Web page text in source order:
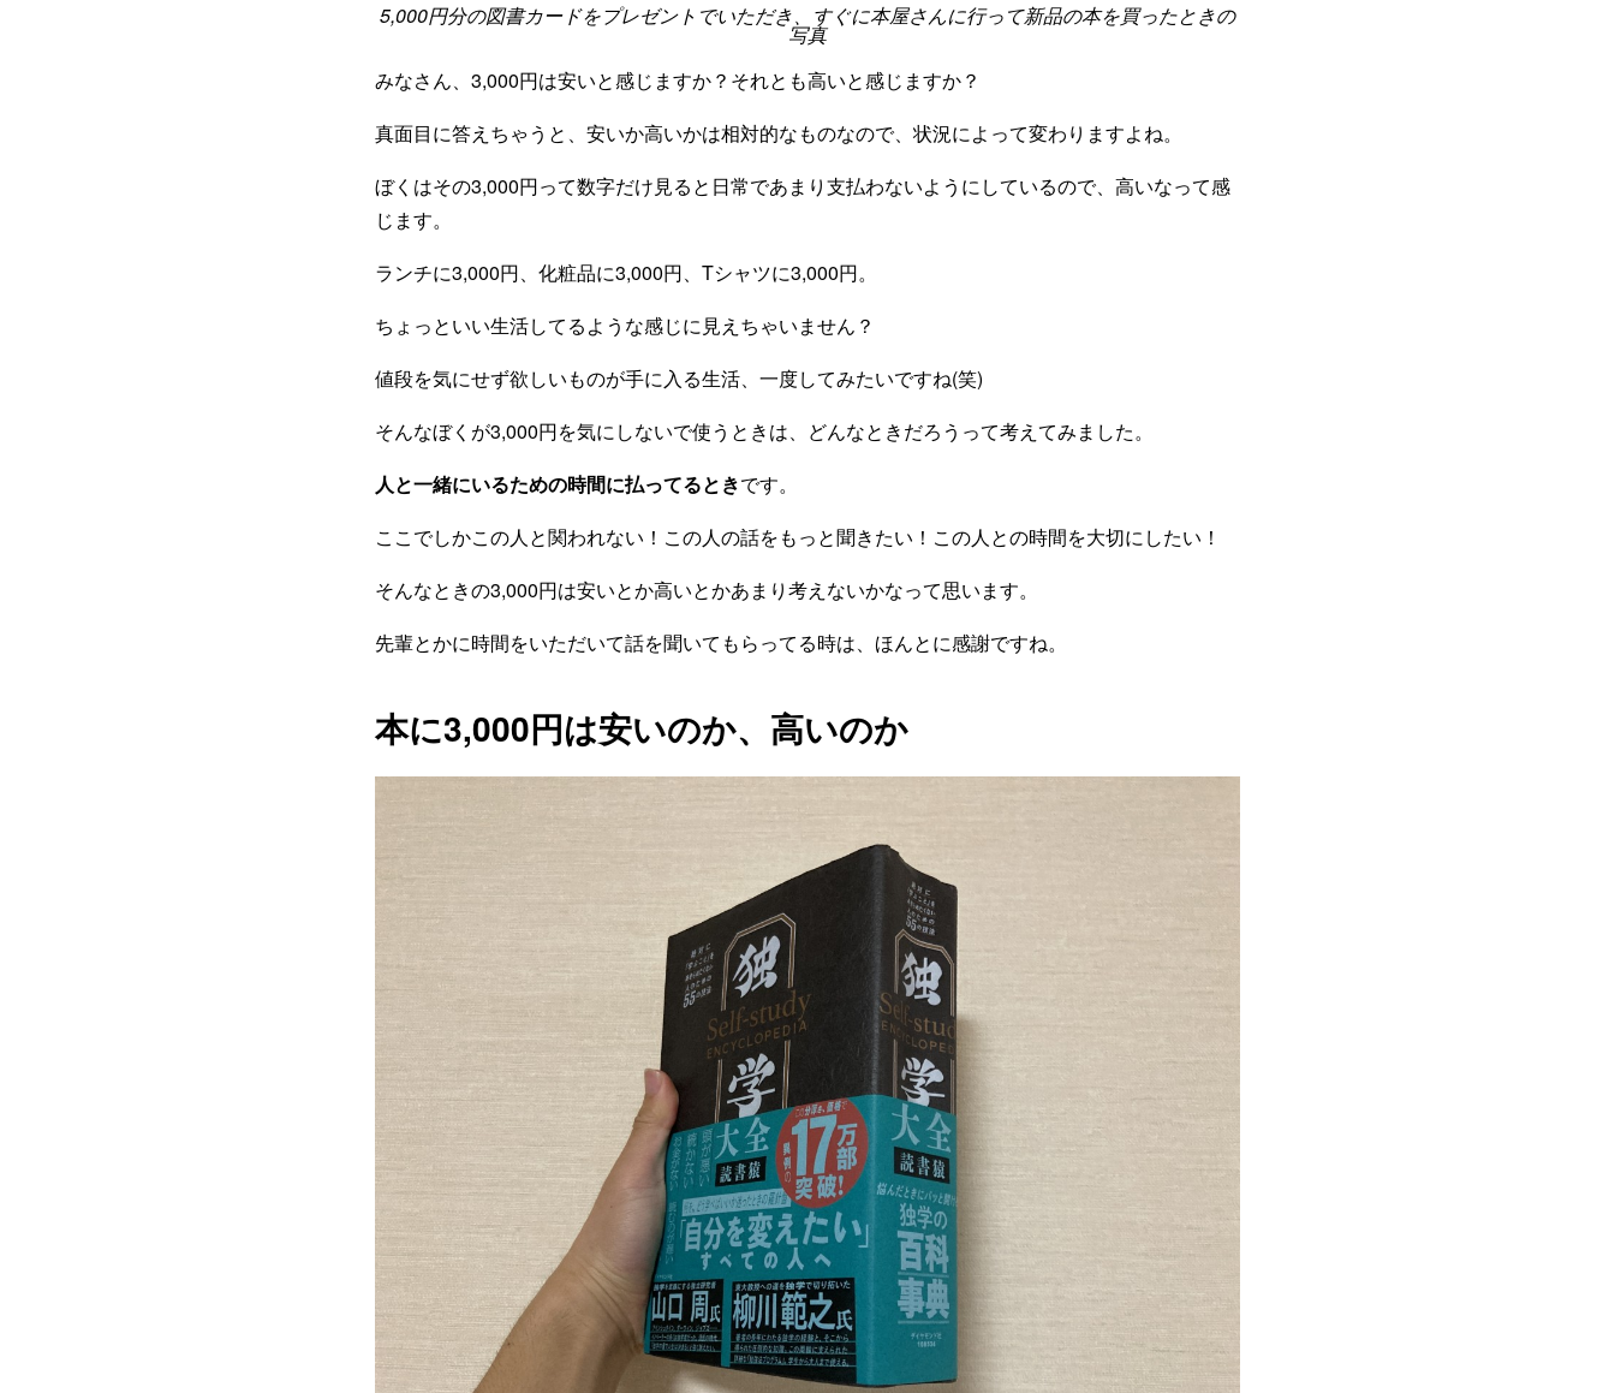
5,000円分の図書カードをプレゼントでいただき、すぐに本屋さんに行って新品の本を買ったときの
写真
みなさん、3,000円は安いと感じますか？それとも高いと感じますか？
真面目に答えちゃうと、安いか高いかは相対的なものなので、状況によって変わりますよね。
ぼくはその3,000円って数字だけ見ると日常であまり支払わないようにしているので、高いなって感
じます。
ランチに3,000円、化粧品に3,000円、Tシャツに3,000円。
ちょっといい生活してるような感じに見えちゃいません？
値段を気にせず欲しいものが手に入る生活、一度してみたいですね(笑)
そんなぼくが3,000円を気にしないで使うときは、どんなときだろうって考えてみました。
人と一緒にいるための時間に払ってるときです。
ここでしかこの人と関われない！この人の話をもっと聞きたい！この人との時間を大切にしたい！
そんなときの3,000円は安いとか高いとかあまり考えないかなって思います。
先輩とかに時間をいただいて話を聞いてもらってる時は、ほんとに感謝ですね。
本に3,000円は安いのか、高いのか